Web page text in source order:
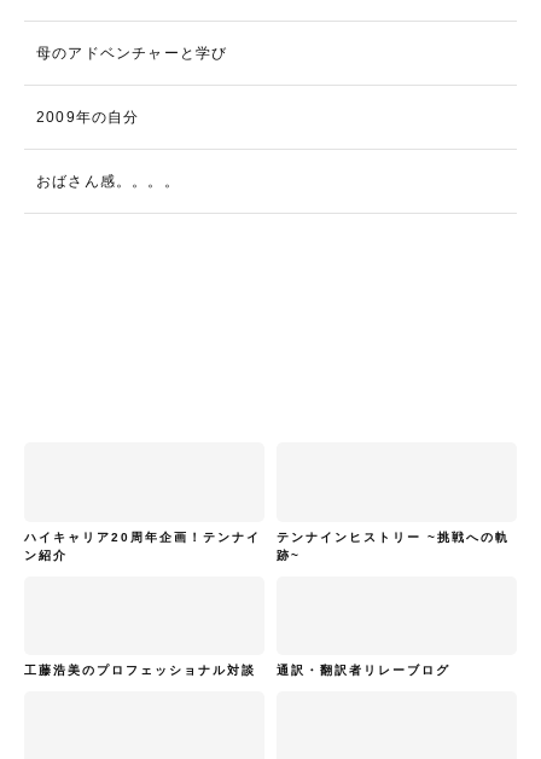
母のアドベンチャーと学び
2009年の自分
おばさん感。。。。
ハイキャリア20周年企画！テンナイ
ン紹介
テンナインヒストリー ~挑戦への軌
跡~
工藤浩美のプロフェッショナル対談 通訳・翻訳者リレーブログ